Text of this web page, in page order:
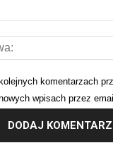
komentarzach
wpisach przez